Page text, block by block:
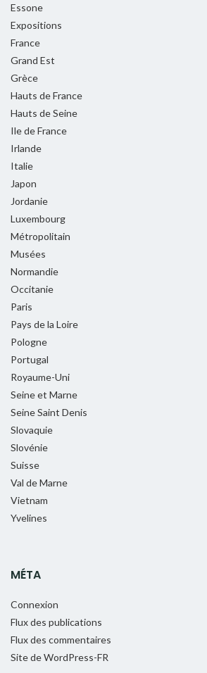
Essone
Expositions
France
Grand Est
Grèce
Hauts de France
Hauts de Seine
Ile de France
Irlande
Italie
Japon
Jordanie
Luxembourg
Métropolitain
Musées
Normandie
Occitanie
Paris
Pays de la Loire
Pologne
Portugal
Royaume-Uni
Seine et Marne
Seine Saint Denis
Slovaquie
Slovénie
Suisse
Val de Marne
Vietnam
Yvelines
MÉTA
Connexion
Flux des publications
Flux des commentaires
Site de WordPress-FR